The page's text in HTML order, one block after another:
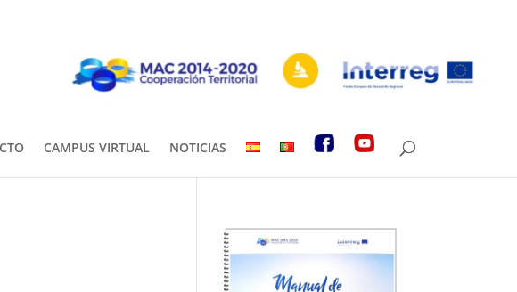
CAMPUS VIRTUAL NOTICIAS